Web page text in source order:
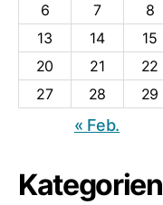
6
7 8
13
14 15
20
21 22
27
28 29
« Feb.
Kategorien